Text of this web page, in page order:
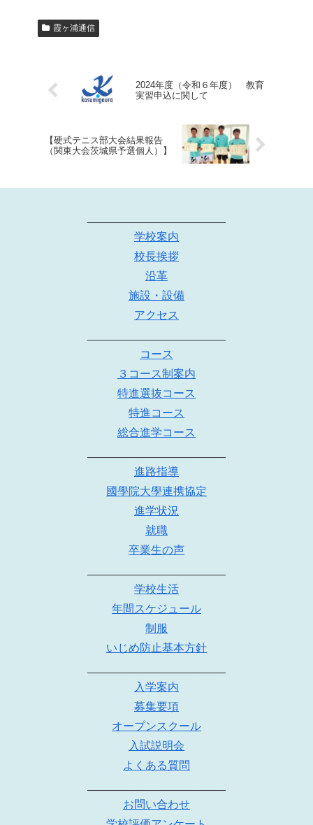
霞ヶ浦通信
2024年度（令和６年度） 教育
実習申込に関して
【硬式テニス部大会結果報告
（関東大会茨城県予選個人）】
学校案内
校長挨拶
沿革
施設・設備
アクセス
コース
３コース制案内
特進選抜コース
特進コース
総合進学コース
進路指導
國學院大學連携協定
進学状況
就職
卒業生の声
学校生活
年間スケジュール
制服
いじめ防止基本方針
入学案内
募集要項
オープンスクール
入試説明会
よくある質問
お問い合わせ